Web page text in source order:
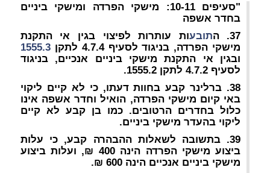
"
סעיפים 10-11: מישקי הפרדה ומישקי ביניים
בחדר אשפה
37. ה
תובעות עותרות לפיצוי בגין אי התקנת
מישקי הפרדה, בניגוד לסעיף 4.7.4 לתקן
1555.3
ובגין אי התקנת מישקי ביניים אנכיים, בניגוד
לסעיף 4.7.2 לתקן 1555.2.
38. ברלינר קבע בחוות דעתו, כי לא קיים ליקוי
באי קיום מישקי הפרדה, הואיל וחדר אשפה אינו
כלול בחדרים הרטובים. כמו בן קבע לא קיים
ליקוי בהעדר מישקי ביניים.
39. בתשובה לשאלות ההבהרה קבע, כי עלות
ביצוע מישקי הפרדה הינה 400 ₪, ועלות ביצוע
מישקי ביניים אנכיים הינה 600 ₪.